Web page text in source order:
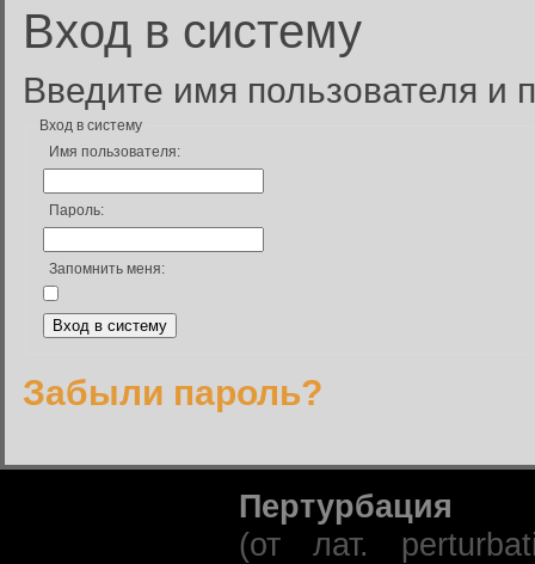
Вход в систему
Введите имя пользователя и
Вход в систему
Имя пользователя:
Пароль:
Запомнить меня:
Забыли пароль?
Пертурбация
(от лат.